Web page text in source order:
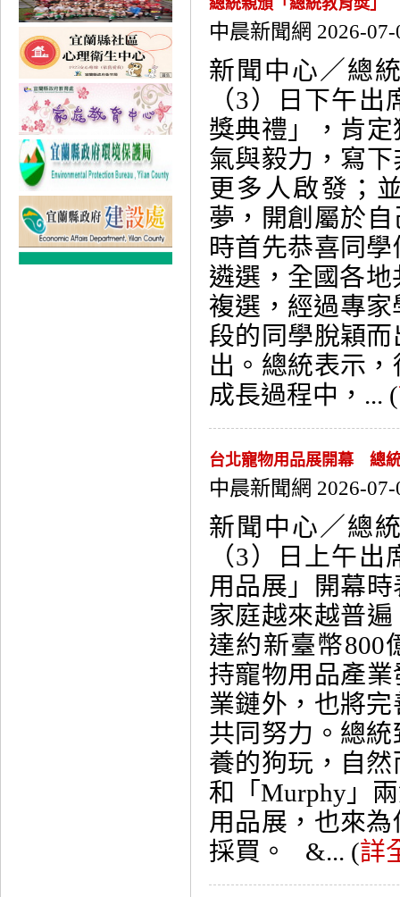
總統親頒「總統教育獎」
中晨新聞網 2026-07-
新聞中心／總
（3）日下午
獎典禮」，肯
氣與毅力，寫
更多人啟發；
夢，開創屬於
時首先恭喜同
遴選，全國各地
複選，經過專
段的同學脫穎
出。總統表示
成長過程中，... (
台北寵物用品展開幕 總
中晨新聞網 2026-07-
新聞中心／總
（3）日上午
用品展」開幕
家庭越來越普
達約新臺幣800
持寵物用品產
業鏈外，也將
共同努力。總
養的狗玩，自
和「Murphy」
用品展，也來
採買。 &... (詳